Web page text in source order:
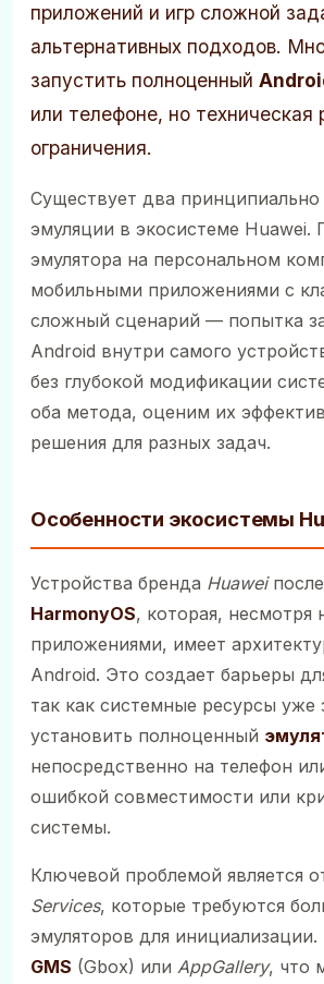
приложений и игр сложной
альтернативных подходов.
запустить полноценный
или телефоне, но
ограничения.
Существует два
эмуляции в экосистеме
эмулятора на персональном
мобильными приложениями с
сложный сценарий — попытка
Android внутри самого
без глубокой модификации
оба метода, оценим их
решения для разных задач.
Особенности экосистемы
Устройства бренда Huawei
HarmonyOS, которая, несмотря
приложениями, имеет
Android. Это создает барьеры
так как системные ресурсы
установить полноценный
непосредственно на телефон
ошибкой совместимости или
системы.
Ключевой проблемой является
Services, которые требуются
эмуляторов для
GMS (Gbox) или AppGallery, что